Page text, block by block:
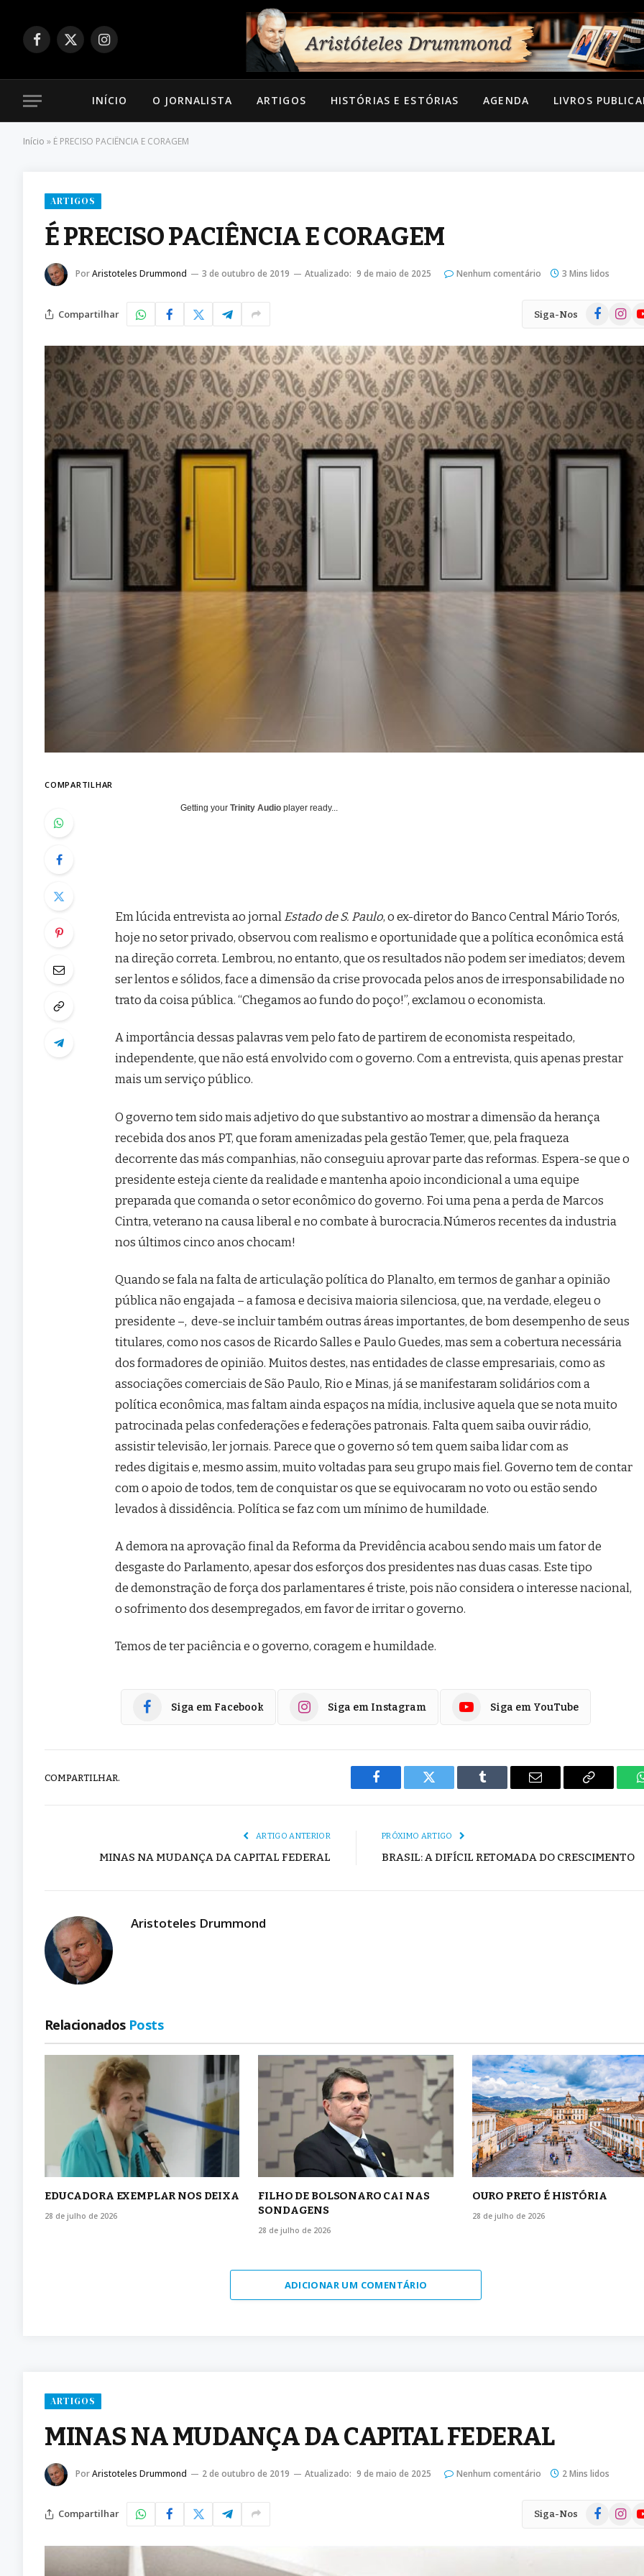
Facebook
X
Instagram
INÍCIO O JORNALISTA ARTIGOS HISTÓRIAS E ESTÓRIAS AGENDA LIVROS
Início » É PRECISO PACIÊNCIA E CORAGEM
ARTIGOS
É PRECISO PACIÊNCIA E CORAGEM
PorAristoteles Drummond 3 de outubro de 2019 Atualizado: 9 de maio de 2025 Nenhum comentário 3 Mins lidos
Compartilhar Siga-Nos Facebook
COMPARTILHAR
Getting yourTrinity Audio player ready...
Em lúcida entrevista ao jornal Estado de S. Paulo, o ex-diretor do Banco Central Mário Torós,
hoje no setor privado, observou com realismo e oportunidade que a política econômica está
na direção correta. Lembrou, no entanto, que os resultados não podem ser imediatos; devem
ser lentos e sólidos, face a dimensão da crise provocada pelos anos de irresponsabilidade no
trato da coisa pública. “Chegamos ao fundo do poço!”, exclamou o economista.
A importância dessas palavras vem pelo fato de partirem de economista respeitado,
independente, que não está envolvido com o governo. Com a entrevista, quis apenas prestar
mais um serviço público.
O governo tem sido mais adjetivo do que substantivo ao mostrar a dimensão da herança
recebida dos anos PT, que foram amenizadas pela gestão Temer, que, pela fraqueza
decorrente das más companhias, não conseguiu aprovar parte das reformas. Espera-se que o
presidente esteja ciente da realidade e mantenha apoio incondicional a uma equipe
preparada que comanda o setor econômico do governo. Foi uma pena a perda de Marcos
Cintra, veterano na causa liberal e no combate à burocracia.Números recentes da industria
nos últimos cinco anos chocam!
Quando se fala na falta de articulação política do Planalto, em termos de ganhar a opinião
pública não engajada – a famosa e decisiva maioria silenciosa, que, na verdade, elegeu o
presidente –, deve-se incluir também outras áreas importantes, de bom desempenho de seus
titulares, como nos casos de Ricardo Salles e Paulo Guedes, mas sem a cobertura necessária
dos formadores de opinião. Muitos destes, nas entidades de classe empresariais, como as
associações comerciais de São Paulo, Rio e Minas, já se manifestaram solidários com a
política econômica, mas faltam ainda espaços na mídia, inclusive aquela que se nota muito
patrocinada pelas confederações e federações patronais. Falta quem saiba ouvir rádio,
assistir televisão, ler jornais. Parece que o governo só tem quem saiba lidar com as
redes digitais e, mesmo assim, muito voltadas para seu grupo mais fiel. Governo tem de contar
com o apoio de todos, tem de conquistar os que se equivocaram no voto ou estão sendo
levados à dissidência. Política se faz com um mínimo de humildade.
A demora na aprovação final da Reforma da Previdência acabou sendo mais um fator de
desgaste do Parlamento, apesar dos esforços dos presidentes nas duas casas. Este tipo
de demonstração de força dos parlamentares é triste, pois não considera o interesse nacional,
o sofrimento dos desempregados, em favor de irritar o governo.
Temos de ter paciência e o governo, coragem e humildade.
Siga em Facebook Siga em Instagram Siga em YouTube
COMPARTILHAR.
Facebook Twitter Tumblr
E-
Copiar
ARTIGO ANTERIOR
MINAS NA MUDANÇA DA CAPITAL FEDERAL
PRÓXIMO ARTIGO
BRASIL: A DIFÍCIL RETOMADA DO CRESCIMENTO
Aristoteles Drummond
Relacionados Posts
EDUCADORA EXEMPLAR NOS DEIXA
28 de julho de 2026
FILHO DE BOLSONARO CAI NAS
SONDAGENS
28 de julho de 2026
OURO PRETO É HISTÓRIA
28 de julho de 2026
ADICIONAR UM COMENTÁRIO
ARTIGOS
MINAS NA MUDANÇA DA CAPITAL FEDERAL
PorAristoteles Drummond 2 de outubro de 2019 Atualizado: 9 de maio de 2025 Nenhum comentário 2 Mins lidos
Compartilhar Siga-Nos Facebook